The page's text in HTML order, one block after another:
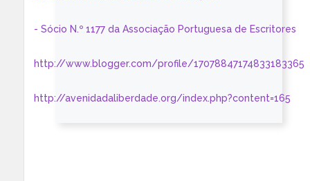
- Sócio N.º 1177 da Associação Portuguesa de Escritores
http://www.blogger.com/profile/17078847174833183365
http://avenidadaliberdade.org/index.php?content=165